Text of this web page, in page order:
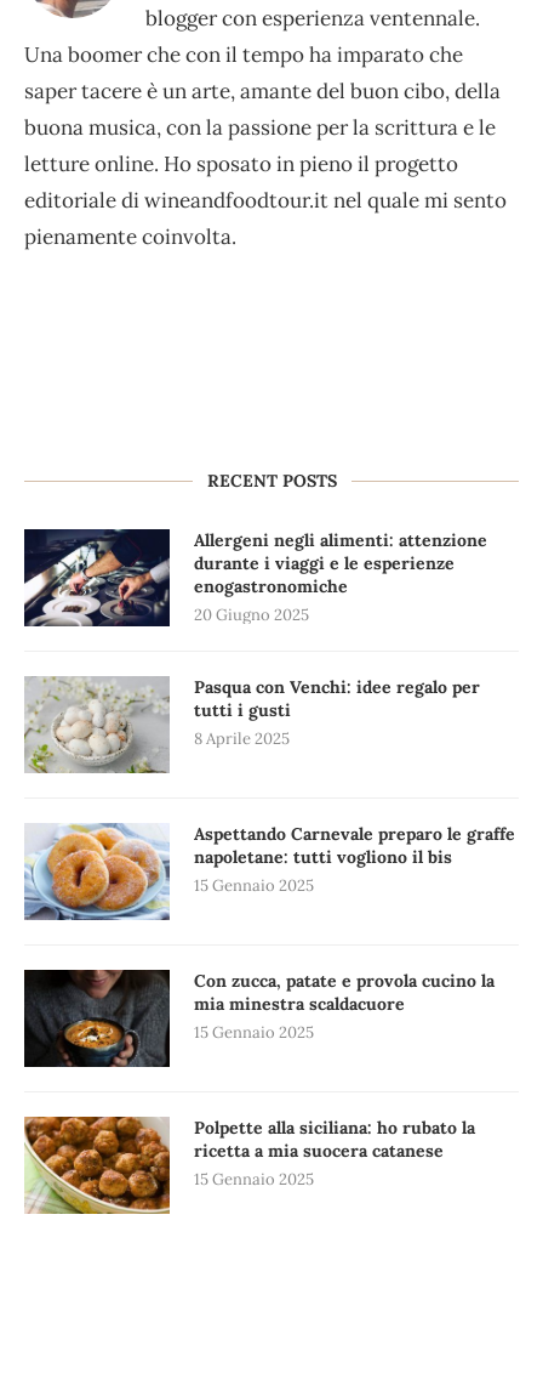
blogger con esperienza ventennale.
Una boomer che con il tempo ha imparato che
saper tacere è un arte, amante del buon cibo, della
buona musica, con la passione per la scrittura e le
letture online. Ho sposato in pieno il progetto
editoriale di wineandfoodtour.it nel quale mi sento
pienamente coinvolta.
RECENT POSTS
Allergeni negli alimenti: attenzione
durante i viaggi e le esperienze
enogastronomiche
20 Giugno 2025
Pasqua con Venchi: idee regalo per
tutti i gusti
8 Aprile 2025
Aspettando Carnevale preparo le graffe
napoletane: tutti vogliono il bis
15 Gennaio 2025
Con zucca, patate e provola cucino la
mia minestra scaldacuore
15 Gennaio 2025
Polpette alla siciliana: ho rubato la
ricetta a mia suocera catanese
15 Gennaio 2025